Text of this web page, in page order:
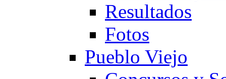
Resultados
Fotos
Pueblo Viejo